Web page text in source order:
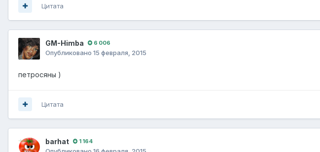
Цитата
GM-Himba 6 006
Опубликовано 15 февраля, 2015
петросяны )
Цитата
barhat 1 164